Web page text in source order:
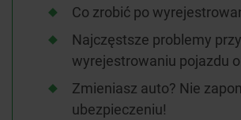
Co zrobić po
Najczęstsze problemy przy
wyrejestrowaniu pojazdu
Zmieniasz auto? Nie
ubezpieczeniu!